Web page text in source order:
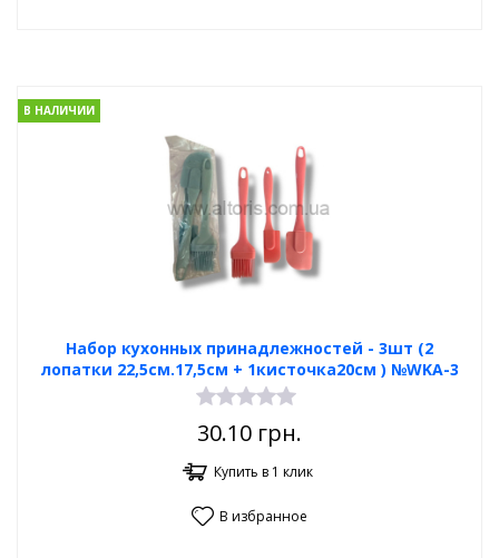
Набор кухонных принадлежностей - 3шт (2
лопатки 22,5см.17,5см + 1кисточка20см ) №WKA-3
В НАЛИЧИИ
30.10 грн.
Купить в 1 клик
В избранное